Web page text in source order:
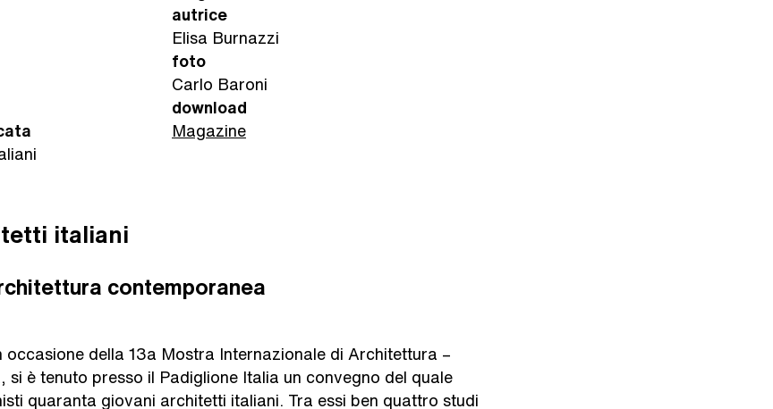
autrice
Elisa Burnazzi
foto
Carlo Baroni
download
Magazine
italiani
contemporanea
occasione della 13a Mostra Internazionale di Architettura –
si è tenuto presso il Padiglione Italia un convegno del quale
quaranta giovani architetti italiani. Tra essi ben quattro studi